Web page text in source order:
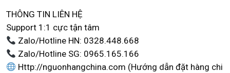
THÔNG TIN LIÊN HỆ
Support 1:1 cực tận tâm
Zalo/Hotline HN: 0328.448.668
Zalo/Hotline SG: 0965.165.166
Http://nguonhangchina.com (Hướng dẫn đặt hàng chi